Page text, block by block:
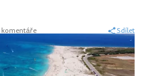
komentáře Sdílet